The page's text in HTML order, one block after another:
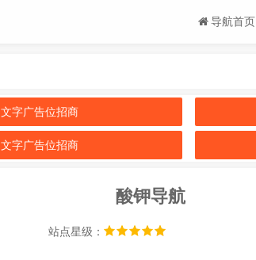
导航首页
文字广告位招商
文字广告位招商
酸钾导航
站点星级：